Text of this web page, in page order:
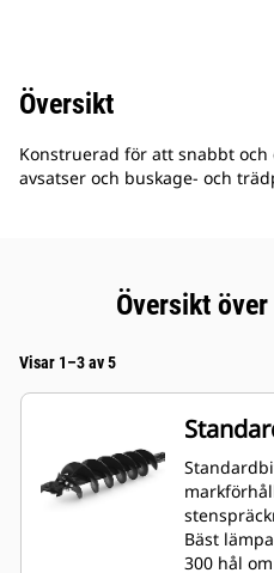
Översikt
Konstruerad för att snabbt
avsatser och buskage- och
Översikt
Visar 1–3 av 5
Bäst
300 hål